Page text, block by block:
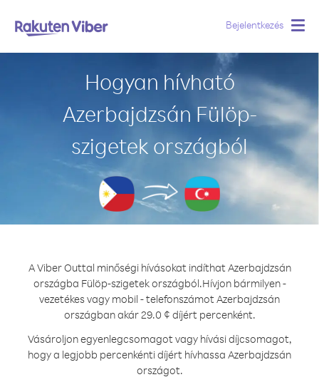
Bejelentkezés
Hogyan hívható
Azerbajdzsán Fülöp-
szigetek országból
A Viber Outtal minőségi hívásokat indíthat Azerbajdzsán
országba Fülöp-szigetek országból.Hívjon bármilyen -
vezetékes vagy mobil - telefonszámot Azerbajdzsán
országban akár 29.0 ¢ díjért percenként.
Vásároljon egyenlegcsomagot vagy hívási díjcsomagot,
hogy a legjobb percenkénti díjért hívhassa Azerbajdzsán
országot.